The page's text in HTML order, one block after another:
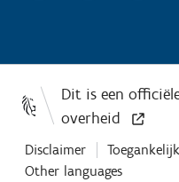
Disclaimer
Other languages